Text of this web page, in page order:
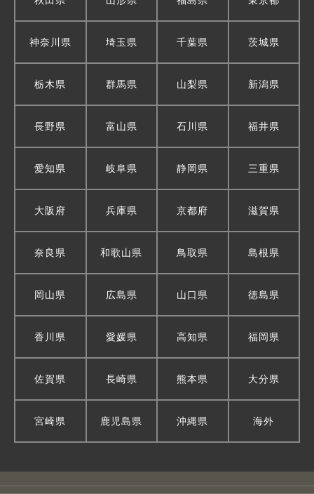
神奈川県 埼玉県 千葉県 茨城県
栃木県 群馬県 山梨県 新潟県
長野県 富山県 石川県 福井県
愛知県 岐阜県 静岡県 三重県
大阪府 兵庫県 京都府 滋賀県
奈良県 和歌山県 鳥取県 島根県
岡山県 広島県 山口県 徳島県
香川県 愛媛県 高知県 福岡県
佐賀県 長崎県 熊本県 大分県
宮崎県 鹿児島県 沖縄県 海外